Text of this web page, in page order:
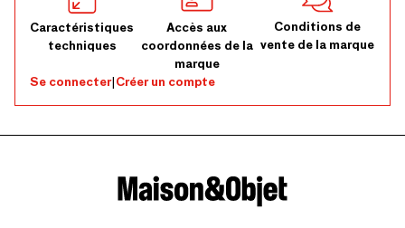
Caractéristiques
techniques
Accès aux
coordonnées de la
marque
Conditions de
vente de la marque
Se connecter|Créer un compte